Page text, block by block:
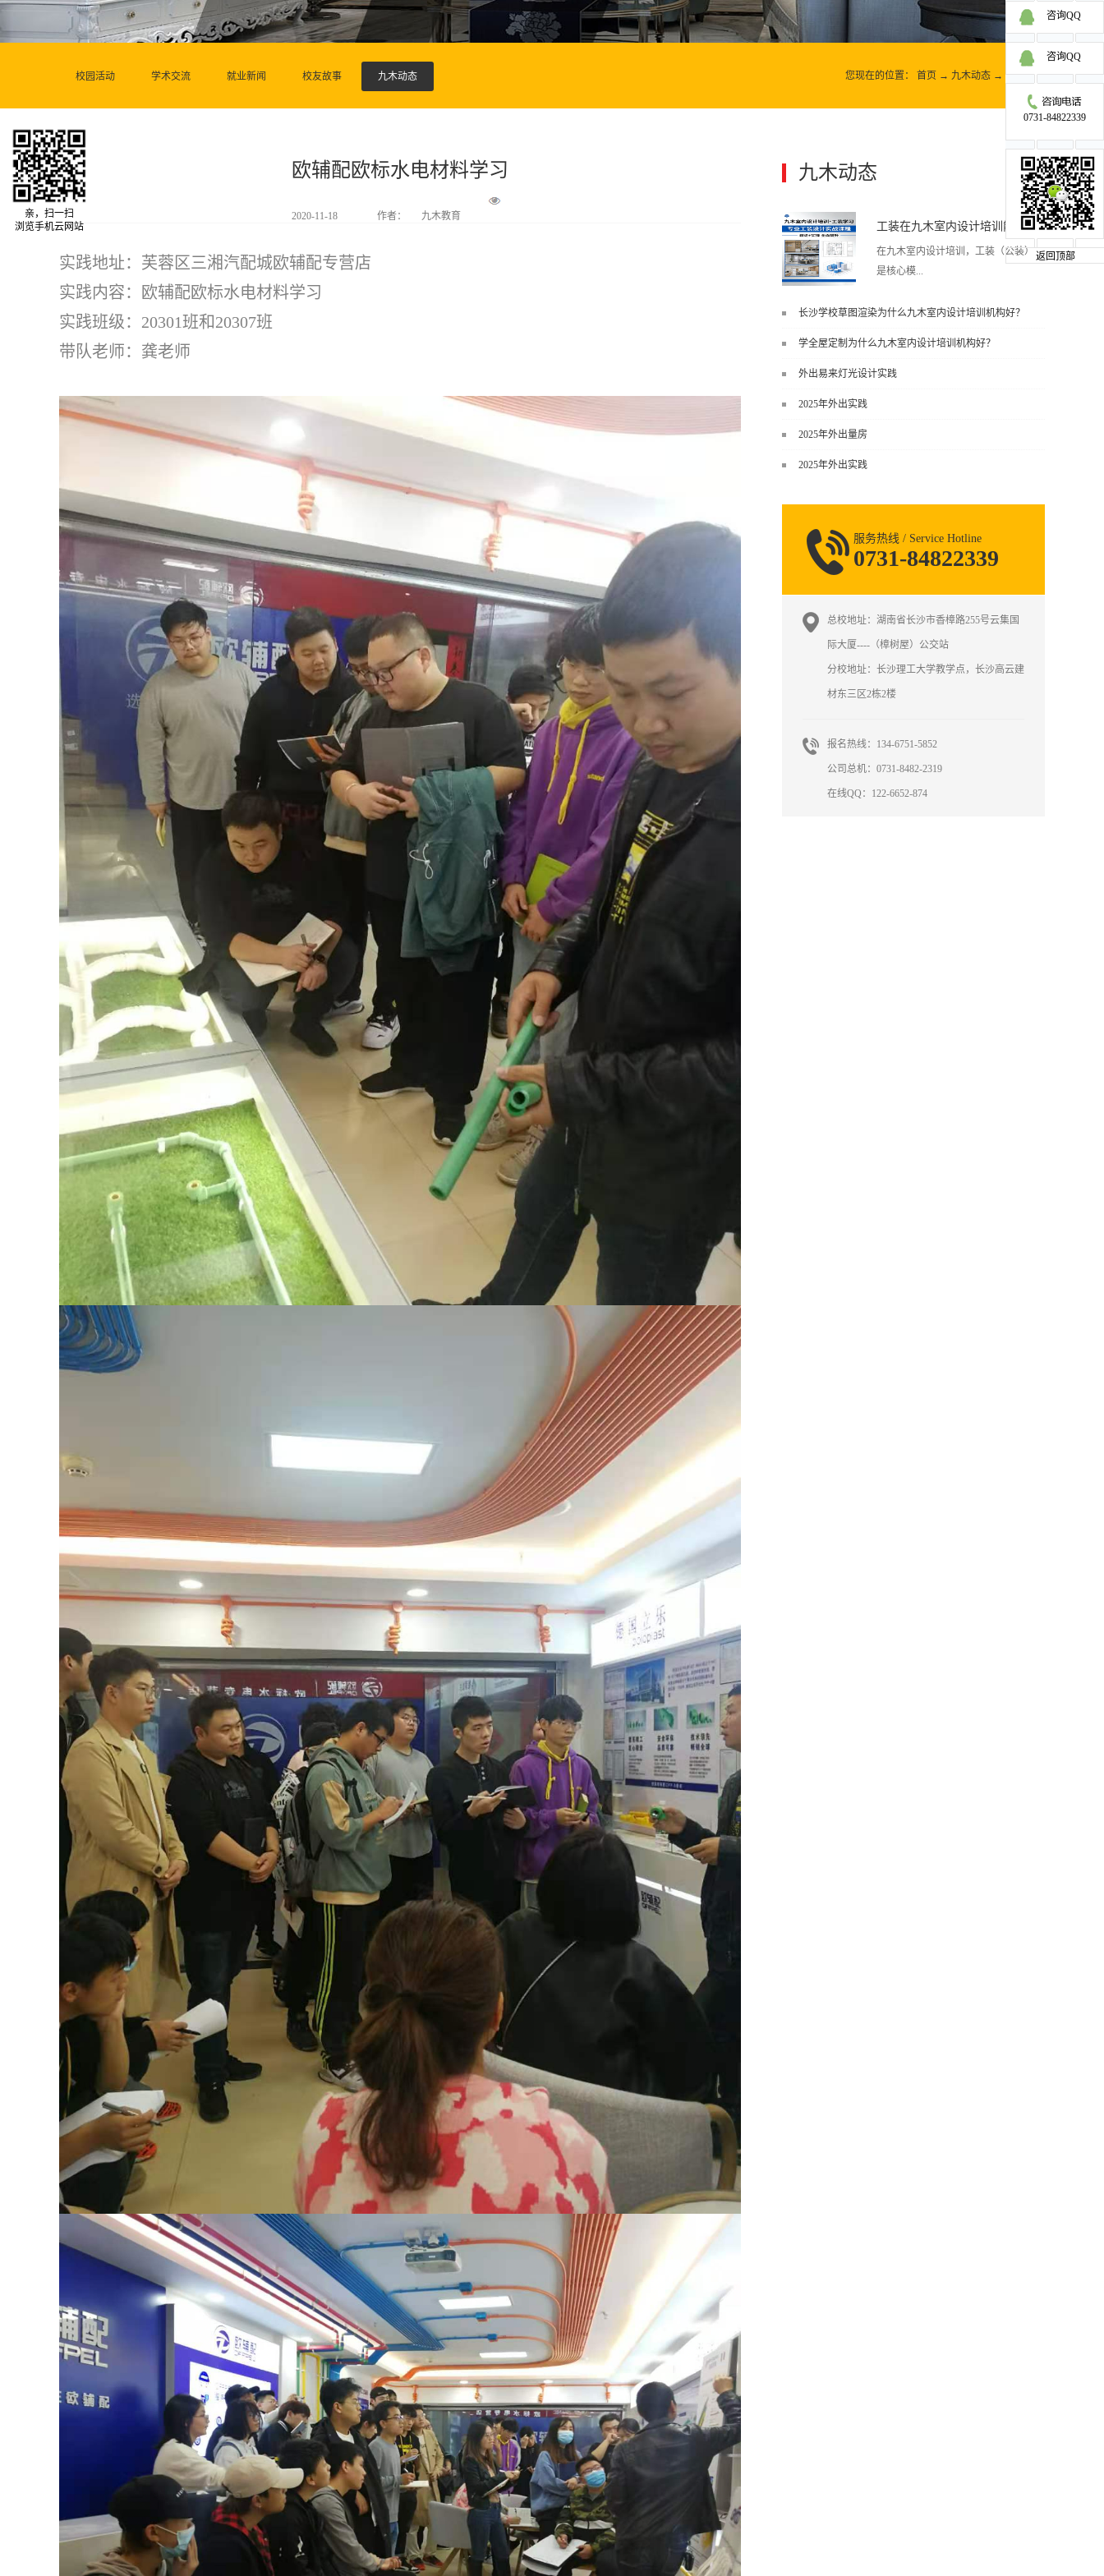
校园活动 学术交流 就业新闻 校友故事 九木动态 您现在的位置： 首页 → 九木动态 → 九木动态
九木动态 更多>>
工装在九木室内设计培训能学到东西吗?
在九木室内设计培训，工装（公装）
是核心模...
直接用于工作的东西，不是泛泛而
谈，而是从规范、软件、材料、施工
烟、照明、材料耐脏耐磨• 办公空间：
水...
长沙学校草图渲染为什么九木室内设计培训机构好？
学全屋定制为什么九木室内设计培训机构好？
外出易来灯光设计实践
2025年外出实践
2025年外出量房
2025年外出实践
服务热线 / Service Hotline
0731-84822339
总校地址：湖南省长沙市香樟路255号云集国
际大厦----（樟树屋）公交站
分校地址：长沙理工大学教学点，长沙高云建
材东三区2栋2楼
报名热线：134-6751-5852
公司总机：0731-8482-2319
在线QQ：122-6652-874
欧辅配欧标水电材料学习
2020-11-18 作者： 九木教育
实践地址：芙蓉区三湘汽配城欧辅配专营店
实践内容：欧辅配欧标水电材料学习
实践班级：20301班和20307班
带队老师：龚老师
咨询QQ
咨询QQ
0731-84822339
返回顶部
亲，扫一扫
浏览手机云网站